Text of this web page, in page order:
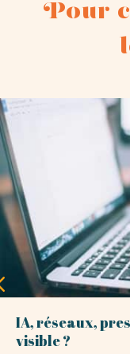
Pour
IA, réseaux,
visible ?